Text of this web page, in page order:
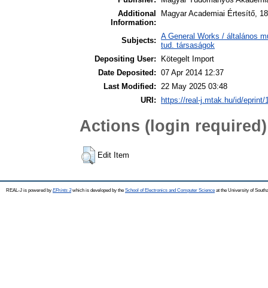
Additional
Information:
Magyar Academiai Értesítő,
Subjects: A General Works / általános
tud. társaságok
Depositing User:
Kötegelt Import
Date Deposited: 07 Apr 2014 12:37
Last Modified:
22 May 2025 03:48
URI: https://real-j.mtak.hu/id/eprint/
Actions (login required)
Edit Item
REAL-J is powered by EPrints 3which is developed by the School of Electronics and Computer Science at the University of